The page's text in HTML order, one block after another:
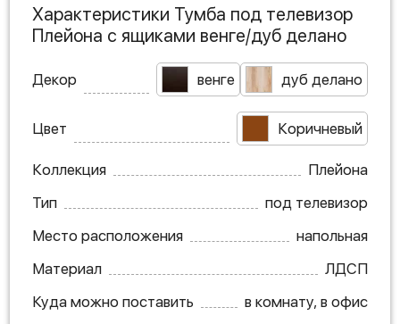
Характеристики Тумба под телевизор
Плейона с ящиками венге/дуб делано
Декор венге дуб делано
Цвет Коричневый
Коллекция
Плейона
Тип
под телевизор
Место расположения
напольная
Материал
ЛДСП
Куда можно поставить
в комнату, в офис